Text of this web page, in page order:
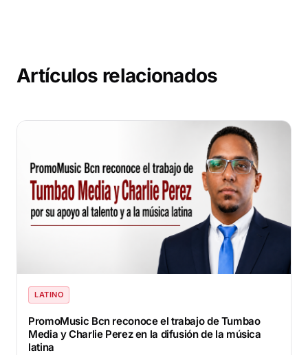
Artículos relacionados
LATINO
PromoMusic Bcn reconoce el trabajo de Tumbao
Media y Charlie Perez en la difusión de la música
latina